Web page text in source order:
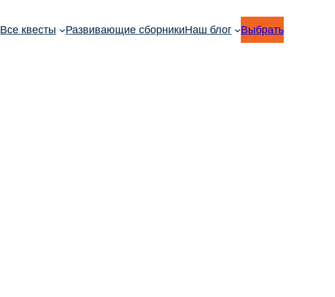
Все квесты Развивающие сборникиНаш блог Выбрать